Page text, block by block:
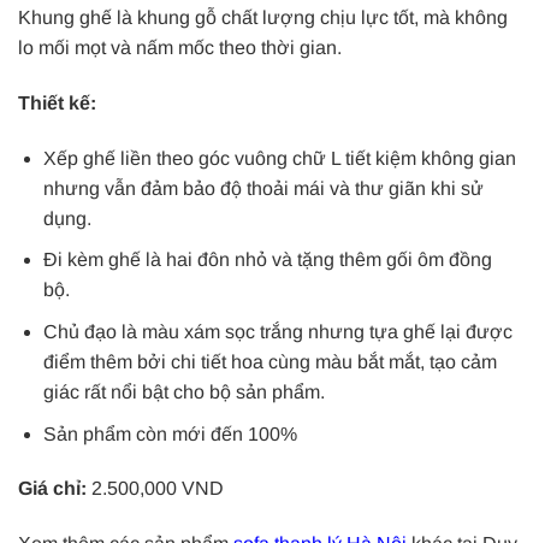
Khung ghế là khung gỗ chất lượng chịu lực tốt, mà không
lo mối mọt và nấm mốc theo thời gian.
Thiết kế:
Xếp ghế liền theo góc vuông chữ L tiết kiệm không gian
nhưng vẫn đảm bảo độ thoải mái và thư giãn khi sử
dụng.
Đi kèm ghế là hai đôn nhỏ và tặng thêm gối ôm đồng
bộ.
Chủ đạo là màu xám sọc trắng nhưng tựa ghế lại được
điểm thêm bởi chi tiết hoa cùng màu bắt mắt, tạo cảm
giác rất nổi bật cho bộ sản phẩm.
Sản phẩm còn mới đến 100%
Giá chỉ: 2.500,000 VND